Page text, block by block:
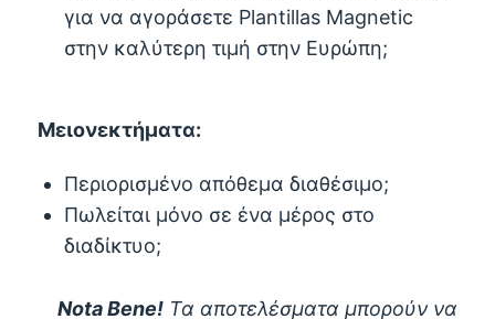
για να αγοράσετε Plantillas Magnetic
στην καλύτερη τιμή στην Ευρώπη;
Μειονεκτήματα:
Περιορισμένο απόθεμα διαθέσιμο;
Πωλείται μόνο σε ένα μέρος στο
διαδίκτυο;
Nota Bene!Τα αποτελέσματα μπορούν να